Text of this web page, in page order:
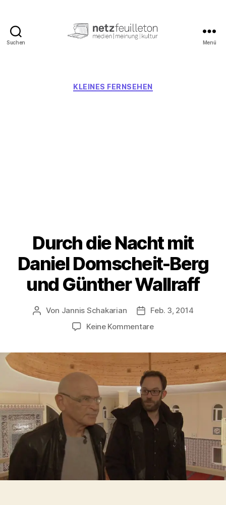
Suchen Menü
Kategorien
KLEINES FERNSEHEN
Durch die Nacht mit
Daniel Domscheit-Berg
und Günther Wallraff
Beitragsautor
Von Jannis Schakarian
Feb. 3, 2014
Keine Kommentarezu
Nacht
mit
Daniel
Domscheit-
Berg
und
Günther
Wallraff